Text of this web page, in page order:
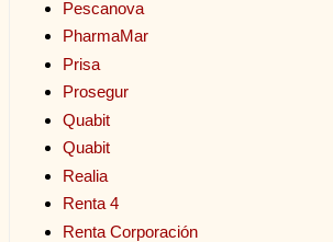
Pescanova
PharmaMar
Prisa
Prosegur
Quabit
Quabit
Realia
Renta 4
Renta Corporación